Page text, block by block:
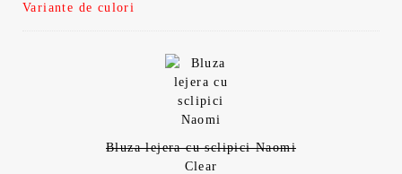
Variante de culori
Bluza lejera cu sclipici Naomi
Clear